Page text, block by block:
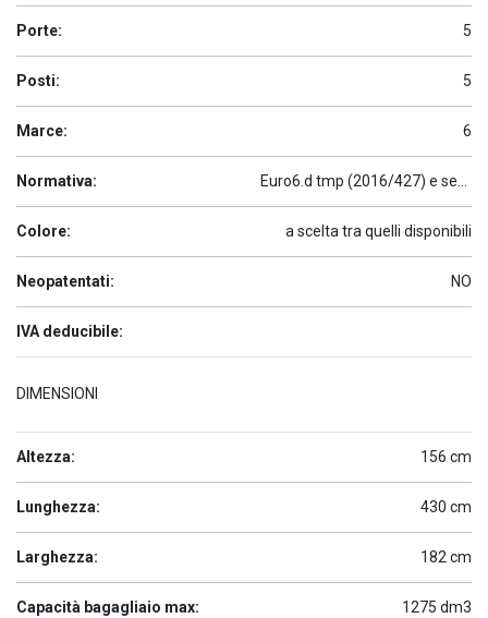
Porte: 5
Posti: 5
Marce: 6
Normativa:
Colore: a scelta tra quelli disponibili
Neopatentati: NO
IVA deducibile:
DIMENSIONI
Altezza: 156 cm
Lunghezza: 430 cm
Larghezza: 182 cm
Capacità bagagliaio max: 1275 dm3